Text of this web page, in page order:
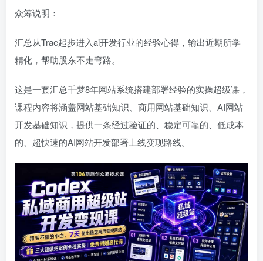
众筹说明：
汇总从Trae起步进入ai开发行业的经验心得，输出近期所学
精化，帮助股东不走弯路。
这是一套汇总千梦8年网站系统搭建部署经验的实操超级课，
课程内容将涵盖网站基础知识、商用网站基础知识、AI网站
开发基础知识，提供一条经过验证的、稳定可靠的、低成本
的、超快速的AI网站开发部署上线变现路线。